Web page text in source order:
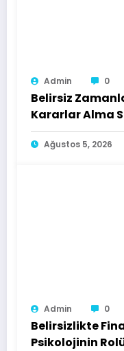
Admin 0
Belirsiz
Kararlar Alma
Ağustos 5, 2026
Admin 0
Belirsizlikte
Psikolojinin